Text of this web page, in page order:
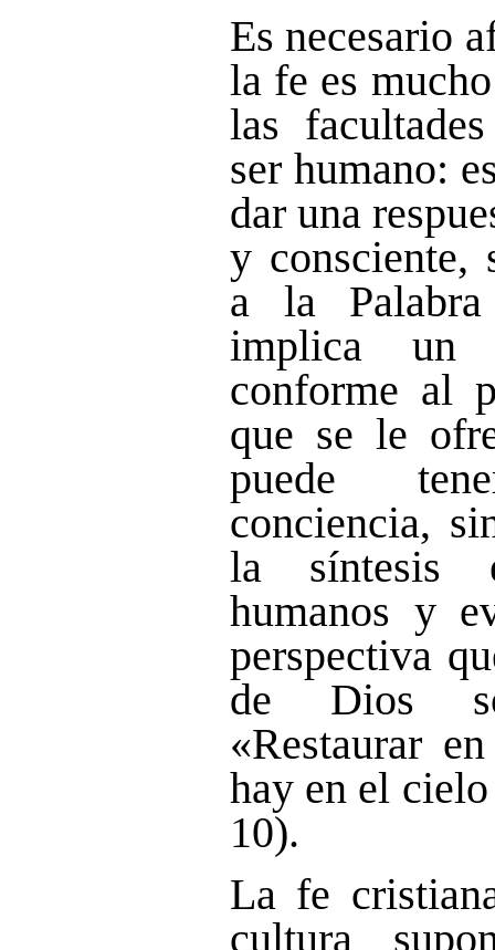
Es necesario
la fe es
las
ser humano:
dar una
y consciente,
a la
implica un
conforme al
que se le
puede
conciencia,
la síntesis
humanos y
perspectiva
de Dios
«Restaurar
hay en el
10).
La fe
cultura